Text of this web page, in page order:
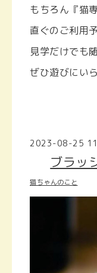
もちろん『猫
直ぐのご利用
見学だけでも
ぜひ遊びにい
2023-08-25
ブラッ
猫ちゃんのこと